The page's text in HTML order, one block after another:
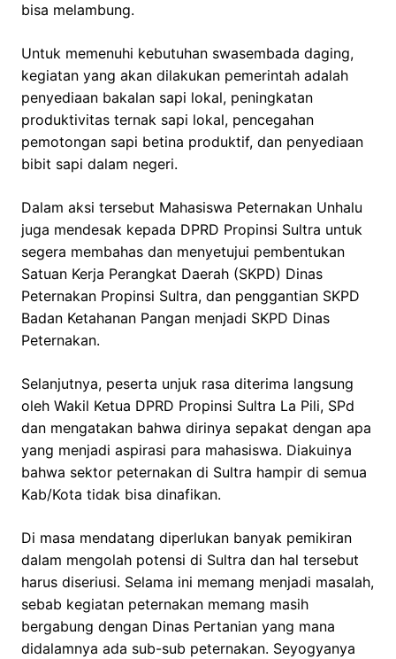
bisa melambung.
Untuk memenuhi kebutuhan swasembada daging,
kegiatan yang akan dilakukan pemerintah adalah
penyediaan bakalan sapi lokal, peningkatan
produktivitas ternak sapi lokal, pencegahan
pemotongan sapi betina produktif, dan penyediaan
bibit sapi dalam negeri.
Dalam aksi tersebut Mahasiswa Peternakan Unhalu
juga mendesak kepada DPRD Propinsi Sultra untuk
segera membahas dan menyetujui pembentukan
Satuan Kerja Perangkat Daerah (SKPD) Dinas
Peternakan Propinsi Sultra, dan penggantian SKPD
Badan Ketahanan Pangan menjadi SKPD Dinas
Peternakan.
Selanjutnya, peserta unjuk rasa diterima langsung
oleh Wakil Ketua DPRD Propinsi Sultra La Pili, SPd
dan mengatakan bahwa dirinya sepakat dengan apa
yang menjadi aspirasi para mahasiswa. Diakuinya
bahwa sektor peternakan di Sultra hampir di semua
Kab/Kota tidak bisa dinafikan.
Di masa mendatang diperlukan banyak pemikiran
dalam mengolah potensi di Sultra dan hal tersebut
harus diseriusi. Selama ini memang menjadi masalah,
sebab kegiatan peternakan memang masih
bergabung dengan Dinas Pertanian yang mana
didalamnya ada sub-sub peternakan. Seyogyanya